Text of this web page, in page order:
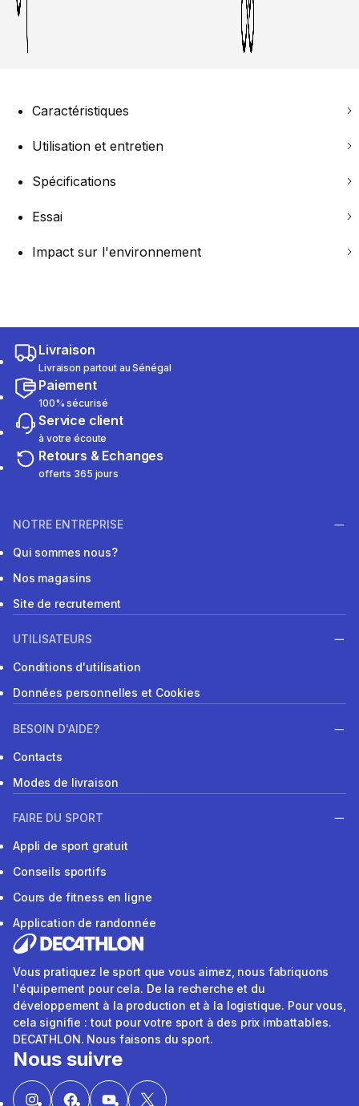
Caractéristiques
Utilisation et entretien
Spécifications
Essai
Impact sur l'environnement
Livraison
Livraison partout au Sénégal
Paiement
100% sécurisé
Service client
à votre écoute
Retours & Echanges
offerts 365 jours
NOTRE ENTREPRISE
Qui sommes nous?
Nos magasins
Site de recrutement
UTILISATEURS
Conditions d'utilisation
Données personnelles et Cookies
BESOIN D'AIDE?
Contacts
Modes de livraison
FAIRE DU SPORT
Appli de sport gratuit
Conseils sportifs
Cours de fitness en ligne
Application de randonnée
Vous pratiquez le sport que vous aimez, nous fabriquons
l'équipement pour cela. De la recherche et du
développement à la production et à la logistique. Pour vous,
cela signifie : tout pour votre sport à des prix imbattables.
DECATHLON. Nous faisons du sport.
Nous suivre